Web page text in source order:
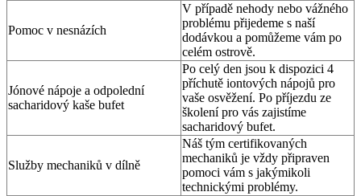
Pomoc v nesnázích
V případě nehody nebo vážného
problému přijedeme s naší
dodávkou a pomůžeme vám po
celém ostrově.
Jónové nápoje a odpolední
sacharidový kaše bufet
Po celý den jsou k dispozici 4
příchutě iontových nápojů pro
vaše osvěžení. Po příjezdu ze
školení pro vás zajistíme
sacharidový bufet.
Služby mechaniků v dílně
Náš tým certifikovaných
mechaniků je vždy připraven
pomoci vám s jakýmikoli
technickými problémy.